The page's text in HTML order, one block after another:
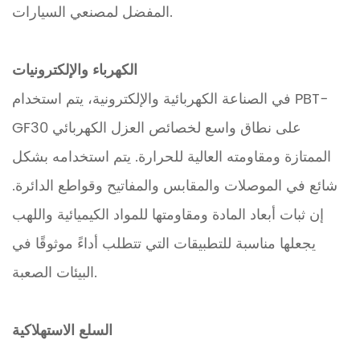
المفضل لمصنعي السيارات.
الكهرباء والإلكترونيات
في الصناعة الكهربائية والإلكترونية، يتم استخدام PBT-
GF30 على نطاق واسع لخصائص العزل الكهربائي
الممتازة ومقاومته العالية للحرارة. يتم استخدامه بشكل
شائع في الموصلات والمقابس والمفاتيح وقواطع الدائرة.
إن ثبات أبعاد المادة ومقاومتها للمواد الكيميائية واللهب
يجعلها مناسبة للتطبيقات التي تتطلب أداءً موثوقًا في
البيئات الصعبة.
السلع الاستهلاكية